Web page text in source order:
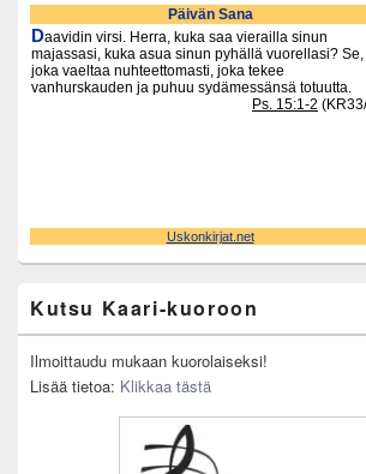
Sidebar
Widget
Area
Kutsu Kaari-kuoroon
Ilmoittaudu mukaan kuorolaiseksi!
Lisää tietoa: Klikkaa tästä